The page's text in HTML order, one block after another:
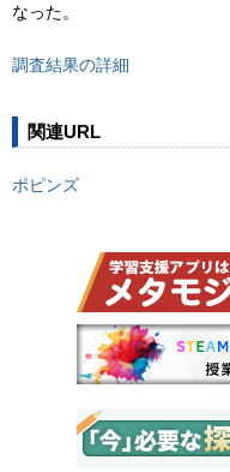
なった。
調査結果の詳細
関連URL
ポピンズ